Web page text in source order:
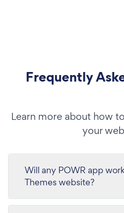
Frequently
Learn more about how
your
Will any POWR app
Themes website?